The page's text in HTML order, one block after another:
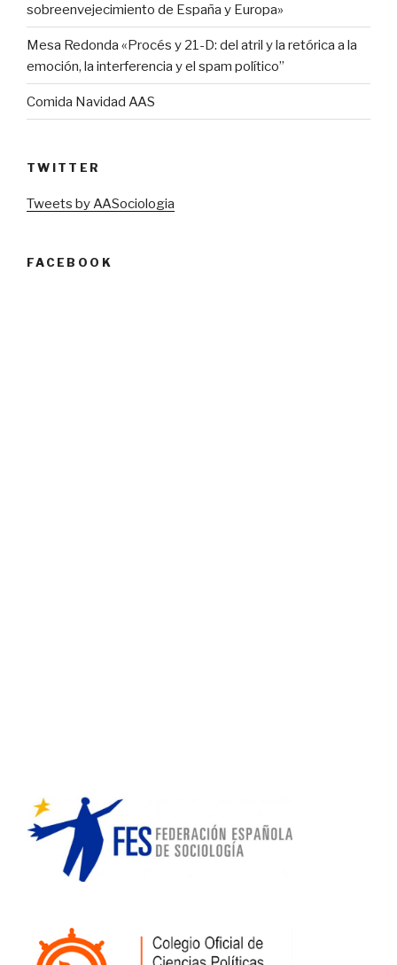
sobreenvejecimiento de España y Europa»
Mesa Redonda «Procés y 21-D: del atril y la retórica a la
emoción, la interferencia y el spam político”
Comida Navidad AAS
TWITTER
Tweets by AASociologia
FACEBOOK